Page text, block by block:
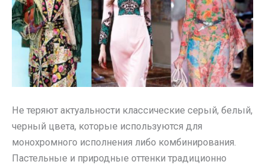
Не теряют актуальности классические серый, белый,
черный цвета, которые используются для
монохромного исполнения либо комбинирования.
Пастельные и природные оттенки традиционно